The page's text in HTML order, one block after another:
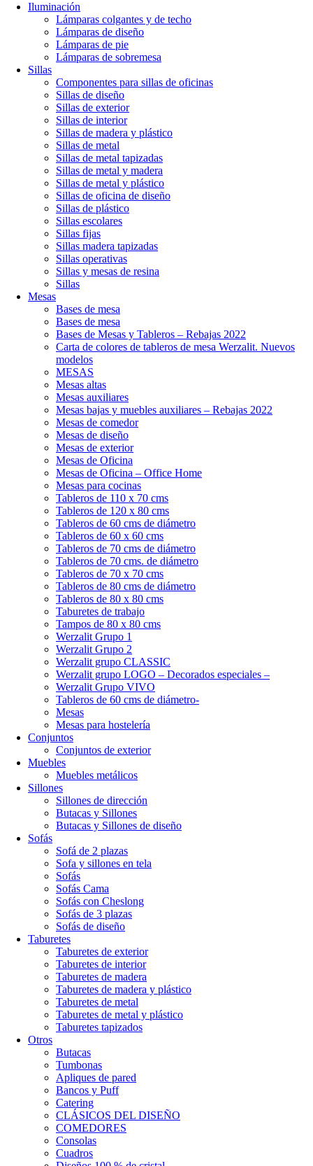
Iluminación
Lámparas colgantes y de techo
Lámparas de diseño
Lámparas de pie
Lámparas de sobremesa
Sillas
Componentes para sillas de oficinas
Sillas de diseño
Sillas de exterior
Sillas de interior
Sillas de madera y plástico
Sillas de metal
Sillas de metal tapizadas
Sillas de metal y madera
Sillas de metal y plástico
Sillas de oficina de diseño
Sillas de plástico
Sillas escolares
Sillas fijas
Sillas madera tapizadas
Sillas operativas
Sillas y mesas de resina
Sillas
Mesas
Bases de mesa
Bases de mesa
Bases de Mesas y Tableros – Rebajas 2022
Carta de colores de tableros de mesa Werzalit. Nuevos
modelos
MESAS
Mesas altas
Mesas auxiliares
Mesas bajas y muebles auxiliares – Rebajas 2022
Mesas de comedor
Mesas de diseño
Mesas de exterior
Mesas de Oficina
Mesas de Oficina – Office Home
Mesas para cocinas
Tableros de 110 x 70 cms
Tableros de 120 x 80 cms
Tableros de 60 cms de diámetro
Tableros de 60 x 60 cms
Tableros de 70 cms de diámetro
Tableros de 70 cms. de diámetro
Tableros de 70 x 70 cms
Tableros de 80 cms de diámetro
Tableros de 80 x 80 cms
Taburetes de trabajo
Tampos de 80 x 80 cms
Werzalit Grupo 1
Werzalit Grupo 2
Werzalit grupo CLASSIC
Werzalit grupo LOGO – Decorados especiales –
Werzalit Grupo VIVO
Tableros de 60 cms de diámetro-
Mesas
Mesas para hostelería
Conjuntos
Conjuntos de exterior
Muebles
Muebles metálicos
Sillones
Sillones de dirección
Butacas y Sillones
Butacas y Sillones de diseño
Sofás
Sofá de 2 plazas
Sofa y sillones en tela
Sofás
Sofás Cama
Sofás con Cheslong
Sofás de 3 plazas
Sofás de diseño
Taburetes
Taburetes de exterior
Taburetes de interior
Taburetes de madera
Taburetes de madera y plástico
Taburetes de metal
Taburetes de metal y plástico
Taburetes tapizados
Otros
Butacas
Tumbonas
Apliques de pared
Bancos y Puff
Catering
CLÁSICOS DEL DISEÑO
COMEDORES
Consolas
Cuadros